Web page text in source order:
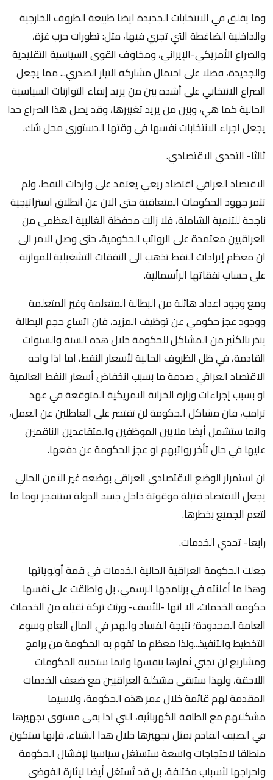
وما يقلق في الانتخابات الجديدة ايضا طبيعة الظروف الخارجية
والداخلية الضاغطة التي تجري فيها، مثل: تطورات حرب غزة،
والصراع الأمريكي-الإيراني، ومخاوف القوى السياسية التقليدية
والجديدة، فضلا على احتمال مشاركة التيار الصدري... مما يجعل
الصراع الانتخابي على أشده بين من يريد إبقاء التوازنات السياسية
الحالية كما هي، وبين من يريد تغييرها، وقد يصل هذا الصراع حدا
يجعل اجراء الانتخابات نفسها في وقتها الدستوري محل شك.
ثالثا- التحدي الاقتصادي.
الاقتصاد العراقي اقتصاد ريعي يعتمد على واردات النفط، ولم
تثمر جهود الحكومات المتعاقبة حتى الان عن انطلاق استراتيجية
ناجحة للتنمية الشاملة، فلا زالت محفظة الغالبية العظمى من
العراقيين معتمدة على الرواتب الحكومية، حتى وصل الامر الى
ان معظم إيرادات النفط تذهب الى النفقات التشغيلية للموازنة
على حساب نفقاتها الرأسمالية.
ومع وجود اعداد هائلة من البطالة المتعلمة وغير المتعلمة
ووجود عجز حكومي عن توظيف المزيد، فان اتساع حجم البطالة
ينذر بالكثير من المشاكل للحكومة خلال هذه السنة والسنوات
القادمة، في ظل الظروف الحالية لأسعار النفط، اما اذا واجه
الاقتصاد العراقي صدمة ما بسبب انخفاض أسعار النفط العالمية
او بسبب إجراءات وزارة الخزانة الامريكية المتوقعة في عهد
ترامب، فان مشاكل الحكومة لن تقتصر على العاطلين عن العمل،
وانما ستشمل أيضا ملايين الموظفين والمتقاعدين الناقمين
عليها في حال تأخر رواتبهم او عجز الحكومة عن دفعها.
ان استمرار الوضع الاقتصادي العراقي بوضعه غير الآمن الحالي
يجعل الاقتصاد قنبلة موقوتة داخل جسد الدولة ستنفجر يوما ما
لتعم الجميع بخطرها.
رابعا- تحدي الخدمات.
جعلت الحكومة العراقية الحالية الخدمات في قمة أولوياتها
وهذا ما أعلنته في برنامجها الرسمي، بل واطلقت على نفسها
حكومة الخدمات، الا انها -للأسف- ورثت تركة ثقيلة من الخدمات
العامة المحدودة؛ نتيجة الفساد والهدر في المال العام وسوء
التخطيط والتنفيذ...ولذا معظم ما تقوم به الحكومة من برامج
ومشاريع لن تجني ثمارها بنفسها وانما ستجنيه الحكومات
اللاحقة، ولهذا ستبقى مشكلة العراقيين مع ضعف الخدمات
المقدمة لهم قائمة خلال عمر هذه الحكومة، ولاسيما
مشكلتهم مع الطاقة الكهربائية، التي اذا بقى مستوى تجهيزها
في الصيف القادم بمثل تجهيزها خلال هذا الشتاء، فإنها ستكون
منطلقا لاحتجاجات واسعة ستستغل سياسيا لإفشال الحكومة
واحراجها لأسباب مختلفة، بل قد تُستغل أيضا لإثارة الفوضى